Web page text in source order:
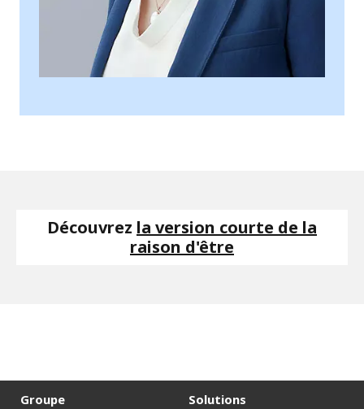
Découvrez la version courte de la
raison d'être
Groupe Solutions